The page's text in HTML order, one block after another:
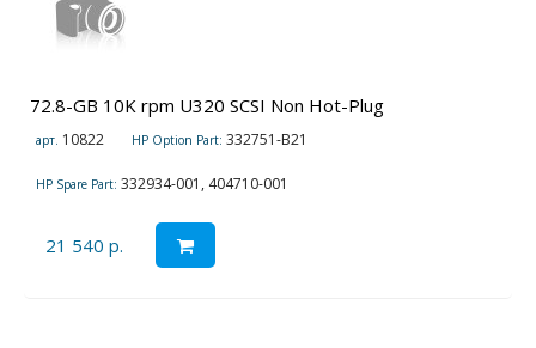
72.8-GB 10K rpm U320 SCSI Non Hot-Plug
арт. 10822 HP Option Part: 332751-B21
HP Spare Part: 332934-001, 404710-001
21 540 р.